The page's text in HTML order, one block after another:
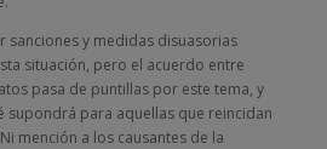
sanciones y medidas disuasorias
situación, pero el acuerdo entre
pasa de puntillas por este tema, y
supondrá para aquellas que reincidan
mención a los causantes de la